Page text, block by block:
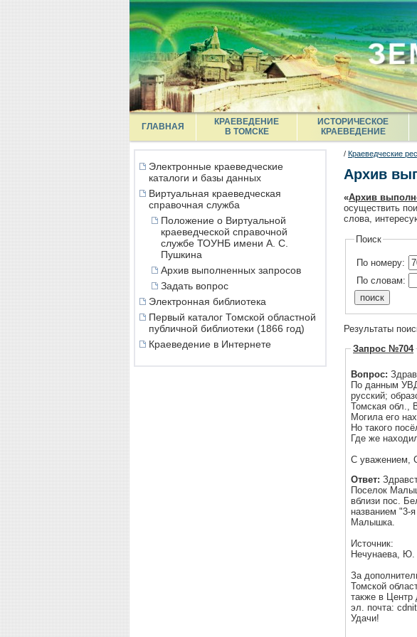
ГЛАВНАЯ
КРАЕВЕДЕНИЕ
В ТОМСКЕ
ИСТОРИЧЕСКОЕ
КРАЕВЕДЕНИЕ
Электронные краеведческие
каталоги и базы данных
Виртуальная краеведческая
справочная служба
Положение о Виртуальной
краеведческой справочной
службе ТОУНБ имени А. С.
Пушкина
Архив выполненных запросов
Задать вопрос
Электронная библиотека
Первый каталог Томской областной
публичной библиотеки (1866 год)
Краеведение в Интернете
/ Краеведческие
Архив
«Архив
осуществить
слова,
Поиск
По номеру:
По словам:
Результаты
Запрос №704
Вопрос:
По данным УВД
русский;
Томская обл.,
Могила его
Но такого
Где же
С уважением,
Ответ:
Поселок
вблизи пос.
названием "3-
Малышка.
Источник:
Нечунаева, Ю.
За
Томской
также в Центр
эл. почта:
Удачи!